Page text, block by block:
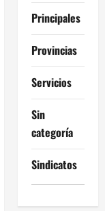
Principales
Provincias
Servicios
Sin
categoría
Sindicatos